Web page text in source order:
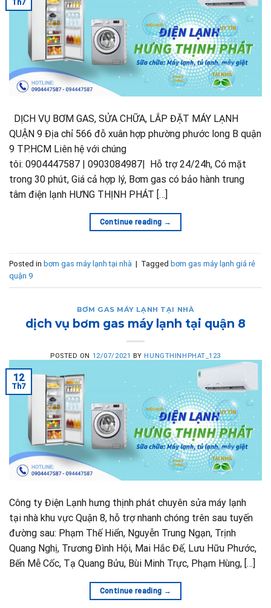
Th7
DỊCH VỤ BƠM GAS, SỬA CHỮA, LẮP ĐẶT MÁY LẠNH
QUẬN 9 Địa chỉ 566 đỗ xuân hợp phường phước long B quận
9 TP.HCM Liên hệ với chúng
tôi: 0904447587 | 0903084987| Hỗ trợ 24/24h, Có mặt
trong 30 phút, Giá cả hợp lý, Bơm gas có bảo hành trung
tâm điện lạnh HƯNG THỊNH PHÁT […]
Continue reading →
Posted in bơm gas máy lạnh tại nhà | Tagged bơm gas máy lạnh giá rẻ
quận 9
BƠM GAS MÁY LẠNH TẠI NHÀ
dịch vụ bơm gas máy lạnh tại quận 8
POSTED ON 12/07/2021 BY HUNGTHINHPHAT_123
12
Th7
Công ty Điện Lạnh hưng thịnh phát chuyên sửa máy lạnh
tại nhà khu vực Quận 8, hỗ trợ nhanh chóng trên sau tuyến
đường sau: Phạm Thế Hiển, Nguyễn Trung Ngạn, Trịnh
Quang Nghị, Trương Đình Hội, Mai Hắc Đế, Lưu Hữu Phước,
Bến Mễ Cốc, Tạ Quang Bửu, Bùi Minh Trực, Phạm Hùng, […]
Continue reading →